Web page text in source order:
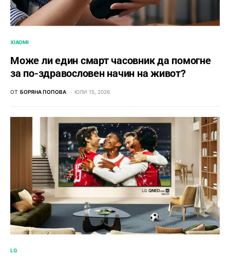
XIAOMI
Може ли един смарт часовник да помогне
за по-здравословен начин на живот?
ОТ БОРЯНА ПОПОВА ЮЛИ 15, 2026
LG